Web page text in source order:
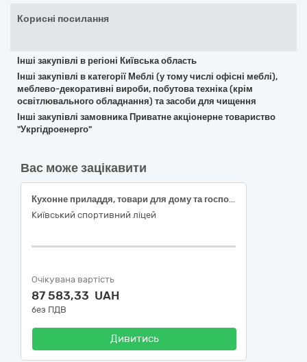
Корисні посилання
Інші закупівлі в регіоні Київська область
Інші закупівлі в категорії Меблі (у тому числі офісні меблі),
меблево-декоративні вироби, побутова техніка (крім
освітлювального обладнання) та засоби для чищення
Інші закупівлі замовника Приватне акціонерне товариство
"Укргідроенерго"
Вас може зацікавити
Кухонне приладдя, товари для дому та господарства і приладдя для закладів громадського харчування, ДК 021:2015: 39220000-0 (Аксесуари для багатофункціональної кулінарної системи iVario Pro).
Київський спортивний ліцей
Очікувана вартість
87 583,33 UAH
без ПДВ
Дивитись